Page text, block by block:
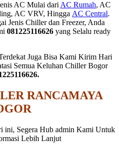
AC Mulai dariAC Rumah, AC
AC VRV, Hingga AC Central.
Jenis Chiller dan Freezer, Anda
081225116626 yang Selalu ready
Juga Bisa Kami Kirim Hari
Semua Keluhan Chiller Bogor
RANCAMAYA
ini, Segera Hub admin Kami Untuk
Lebih Lanjut